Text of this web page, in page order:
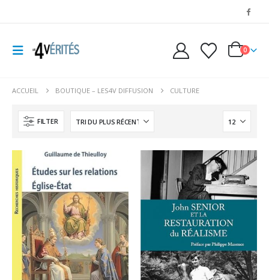
0
ACCUEIL BOUTIQUE – LES4V DIFFUSION CULTURE
FILTER